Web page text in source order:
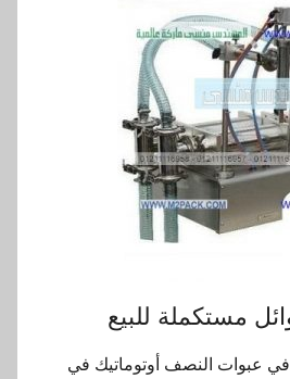
مستكملة للبيع
في عبوات النصف أوتوماتيك في